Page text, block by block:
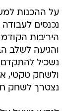
על ההכנות
נכנסים
היריבות
והגיעה לשלב
נשכיל
ולשחק טקטי,
נצטרך לשחק